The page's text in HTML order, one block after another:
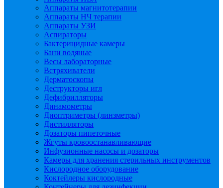
Аппараты магнитотерапии
Аппараты НЧ терапии
Аппараты УЗИ
Аспираторы
Бактерицидные камеры
Бани водяные
Весы лабораторные
Встряхиватели
Дерматоскопы
Деструкторы игл
Дефибрилляторы
Динамометры
Диоптриметры (линзметры)
Дистилляторы
Дозаторы пипеточные
Жгуты кровоостанавливающие
Инфузионные насосы и дозаторы
Камеры для хранения стерильных инструментов
Кислородное оборудование
Коктейлеры кислородные